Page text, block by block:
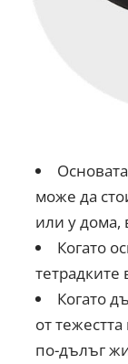
може да
или у дома,
Когато
тетрадките
Когато
от
по-дълъг